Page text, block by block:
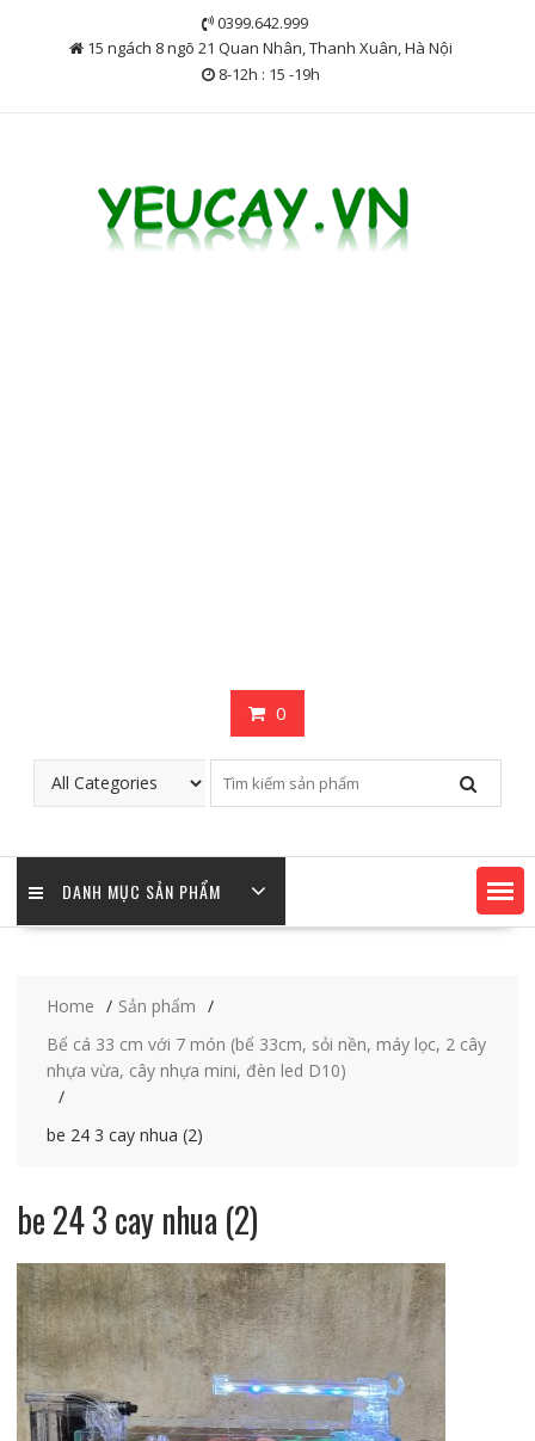
0399.642.999
15 ngách 8 ngõ 21 Quan Nhân, Thanh Xuân, Hà Nội
8-12h : 15 -19h
0
DANH MỤC SẢN PHẨM
Home
Sản phẩm
Bể cá 33 cm với 7 món (bể 33cm, sỏi nền, máy lọc, 2 cây
nhựa vừa, cây nhựa mini, đèn led D10)
be 24 3 cay nhua (2)
be 24 3 cay nhua (2)